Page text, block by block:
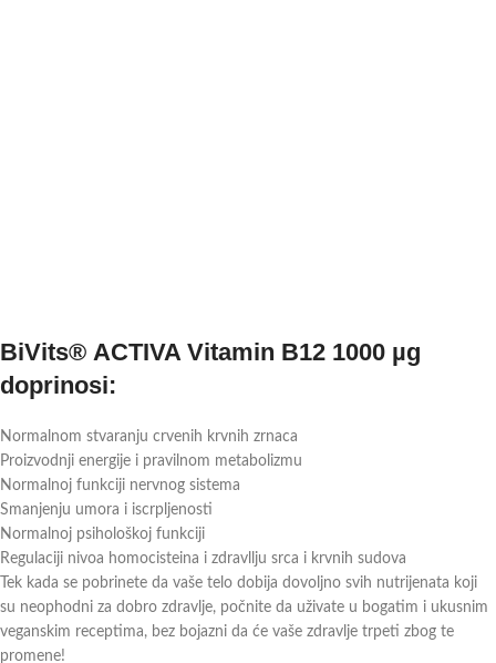
BiVits® ACTIVA Vitamin B12 1000 µg
doprinosi:
Normalnom stvaranju crvenih krvnih zrnaca
Proizvodnji energije i pravilnom metabolizmu
Normalnoj funkciji nervnog sistema
Smanjenju umora i iscrpljenosti
Normalnoj psihološkoj funkciji
Regulaciji nivoa homocisteina i zdravllju srca i krvnih sudova
Tek kada se pobrinete da vaše telo dobija dovoljno svih nutrijenata koji
su neophodni za dobro zdravlje, počnite da uživate u bogatim i ukusnim
veganskim receptima, bez bojazni da će vaše zdravlje trpeti zbog te
promene!